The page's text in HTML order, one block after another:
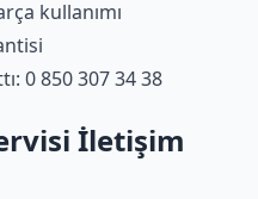
kullanımı
0 850 307 34 38
İletişim